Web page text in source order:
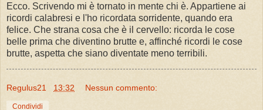
Ecco. Scrivendo mi è tornato in mente chi è. Appartiene ai
ricordi calabresi e l'ho ricordata sorridente, quando era
felice. Che strana cosa che è il cervello: ricorda le cose
belle prima che diventino brutte e, affinché ricordi le cose
brutte, aspetta che siano diventate meno terribili.
Regulus21 13:32 Nessun commento:
Condividi